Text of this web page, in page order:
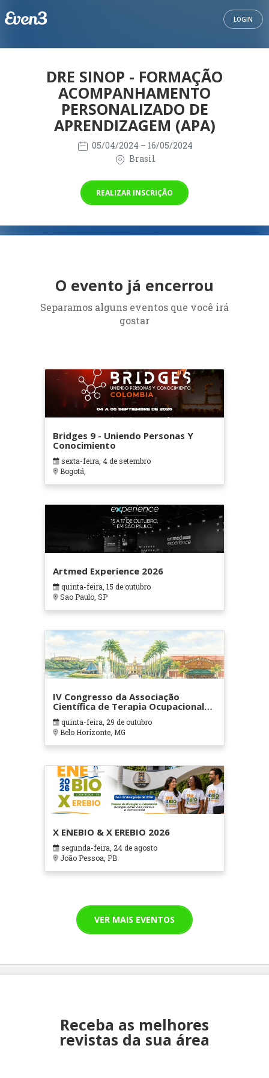
LOGIN
DRE SINOP - FORMAÇÃO
ACOMPANHAMENTO
PERSONALIZADO DE
APRENDIZAGEM (APA)
05/04/2024 – 16/05/2024
Brasil
REALIZAR INSCRIÇÃO
O evento já encerrou
Separamos alguns eventos que você irá
gostar
Bridges 9 - Uniendo Personas Y
Conocimiento
sexta-feira, 4 de setembro
Bogotá,
Artmed Experience 2026
quinta-feira, 15 de outubro
Sao Paulo, SP
IV Congresso da Associação
Científica de Terapia Ocupacional
em Contextos Hospitalares e
Cuidados Paliativos - ATOHOSP
quinta-feira, 29 de outubro
Belo Horizonte, MG
X ENEBIO & X EREBIO 2026
segunda-feira, 24 de agosto
João Pessoa, PB
VER MAIS EVENTOS
Receba as melhores
revistas da sua área